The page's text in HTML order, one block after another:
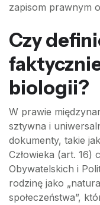
zapisom prawnym
Czy
biologii?
W prawie
sztywna i
dokumenty, takie
Człowieka (art.
Obywatelskich i
rodzinę jako
społeczeństwa”,